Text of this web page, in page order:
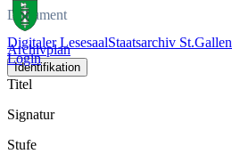
Digitaler LesesaalStaatsarchiv St.Gallen
Login
Dokument
Archivplan
Identifikation
Titel
Signatur
Stufe